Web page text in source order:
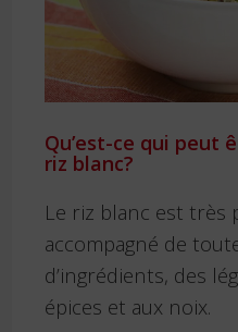
Qu’est-ce qui peut
riz blanc?
Le riz blanc est très
accompagné de
d’ingrédients, des
épices et aux noix.